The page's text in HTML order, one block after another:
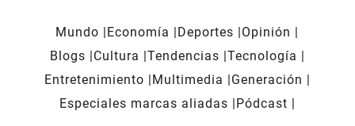
Mundo Economía Deportes
Opinión
Blogs
Cultura Tendencias Tecnología
Entretenimiento
Multimedia
Generación
Especiales marcas aliadas
Pódcast